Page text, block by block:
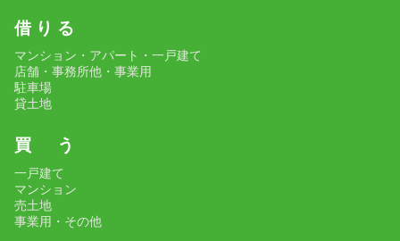
借 り る
マンション・アパート・一戸建て
店舗・事務所他・事業用
駐車場
貸土地
買 う
一戸建て
マンション
売土地
事業用・その他